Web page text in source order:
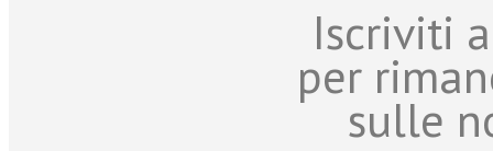
Iscriviti
per
sulle